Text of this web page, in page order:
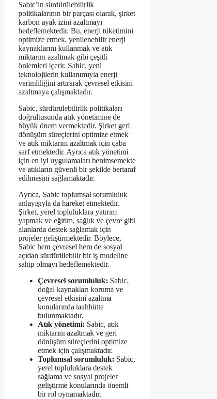
Sabic’in sürdürülebilirlik
politikalarının bir parçası olarak, şirket
karbon ayak izini azaltmayı
hedeflemektedir. Bu, enerji tüketimini
optimize etmek, yenilenebilir enerji
kaynaklarını kullanmak ve atık
miktarını azaltmak gibi çeşitli
önlemleri içerir. Sabic, yeni
teknolojilerin kullanımıyla enerji
verimliliğini artırarak çevresel etkisini
azaltmaya çalışmaktadır.
Sabic, sürdürülebilirlik politikaları
doğrultusunda atık yönetimine de
büyük önem vermektedir. Şirket geri
dönüşüm süreçlerini optimize etmek
ve atık miktarını azaltmak için çaba
sarf etmektedir. Ayrıca atık yönetimi
için en iyi uygulamaları benimsemekte
ve atıkların güvenli bir şekilde bertaraf
edilmesini sağlamaktadır.
Ayrıca, Sabic toplumsal sorumluluk
anlayışıyla da hareket etmektedir.
Şirket, yerel topluluklara yatırım
yapmak ve eğitim, sağlık ve çevre gibi
alanlarda destek sağlamak için
projeler geliştirmektedir. Böylece,
Sabic hem çevresel hem de sosyal
açıdan sürdürülebilir bir iş modeline
sahip olmayı hedeflemektedir.
Çevresel sorumluluk: Sabic,
doğal kaynakları koruma ve
çevresel etkisini azaltma
konularında taahhütte
bulunmaktadır.
Atık yönetimi: Sabic, atık
miktarını azaltmak ve geri
dönüşüm süreçlerini optimize
etmek için çalışmaktadır.
Toplumsal sorumluluk: Sabic,
yerel topluluklara destek
sağlama ve sosyal projeler
geliştirme konularında önemli
bir rol oynamaktadır.